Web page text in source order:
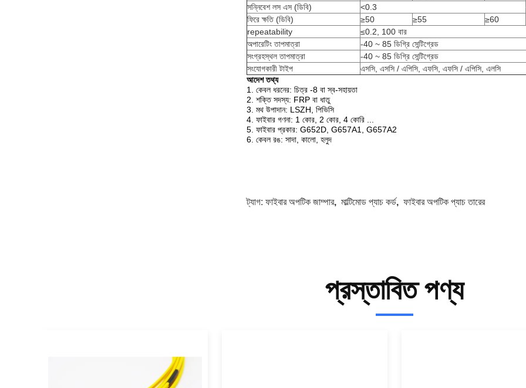
সন্নিবেশ লস এস (ডিবি)
<0.3
ফিরে ক্ষতি (ডিবি)
≥50 ≥55 ≥60
repeatability
≤0.2, 100 বার
অপারেটিং তাপমাত্রা
-40 ~ 85 ডিগ্রি সেন্টিগ্রেড
সংগ্রহস্থল তাপমাত্রা
-40 ~ 85 ডিগ্রি সেন্টিগ্রেড
সংযোগকারী টাইপ
এসসি, এসসি / এপিসি, এফসি, এফসি / এপিসি, এলসি
আদেশ তথ্য
1. কেবল ধরনের: চিত্র -8 বা স্ব-সহায়তা
2. শক্তি সদস্য: FRP বা ধাতু
3. মথ উপাদান: LSZH, পিভিসি
4. ফাইবার গণনা: 1 কোর, 2 কোর, 4 কোরি ...
5. ফাইবার প্রকার: G652D, G657A1, G657A2
6. কেবল রঙ: সাদা, কালো, হলুদ
ট্যাগ: ফাইবার অপটিক জাম্পার, মাল্টিমোড প্যাচ কর্ড, ফাইবার অপটিক প্যাচ তারের
প্রস্তাবিত পণ্য